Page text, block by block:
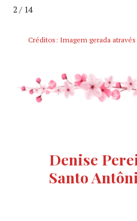
2 / 14
Créditos: Imagem gerada
Denise
Santo